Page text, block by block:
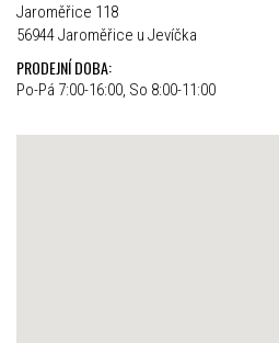
Jaroměřice 118
56944 Jaroměřice u Jevíčka
PRODEJNÍ DOBA:
Po-Pá 7:00-16:00, So 8:00-11:00